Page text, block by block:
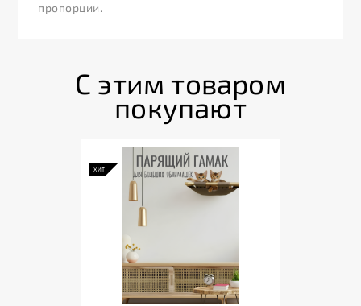
пропорции.
С этим товаром
покупают
ХИТ